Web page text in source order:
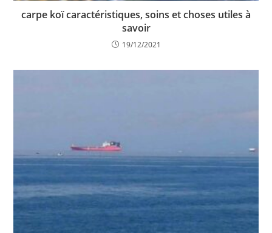
carpe koï caractéristiques, soins et choses utiles à
savoir
19/12/2021